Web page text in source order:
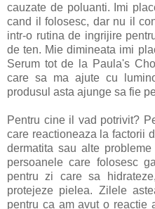
cauzate de poluanti. Imi
cand il folosesc, dar nu il
intr-o rutina de ingrijire
de ten. Mie dimineata imi
Serum tot de la Paula's
care sa ma ajute cu
produsul asta ajunge sa fie
Pentru cine il vad potrivit?
care reactioneaza la factorii
dermatita sau alte
persoanele care folosesc
pentru zi care sa
protejeze pielea. Zilele
pentru ca am avut o reactie